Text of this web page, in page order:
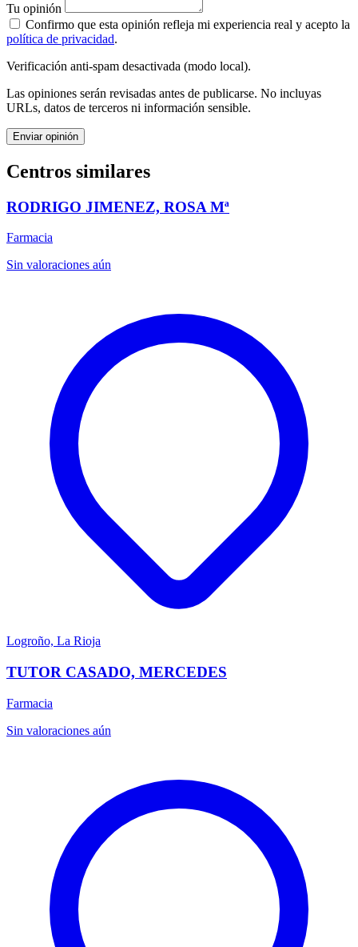
Tu opinión
Confirmo que esta opinión refleja mi experiencia real y acepto la
política de privacidad.
Verificación anti-spam desactivada (modo local).
Las opiniones serán revisadas antes de publicarse. No incluyas
URLs, datos de terceros ni información sensible.
Enviar opinión
Centros similares
RODRIGO JIMENEZ, ROSA Mª
Farmacia
Sin valoraciones aún
Logroño, La Rioja
TUTOR CASADO, MERCEDES
Farmacia
Sin valoraciones aún